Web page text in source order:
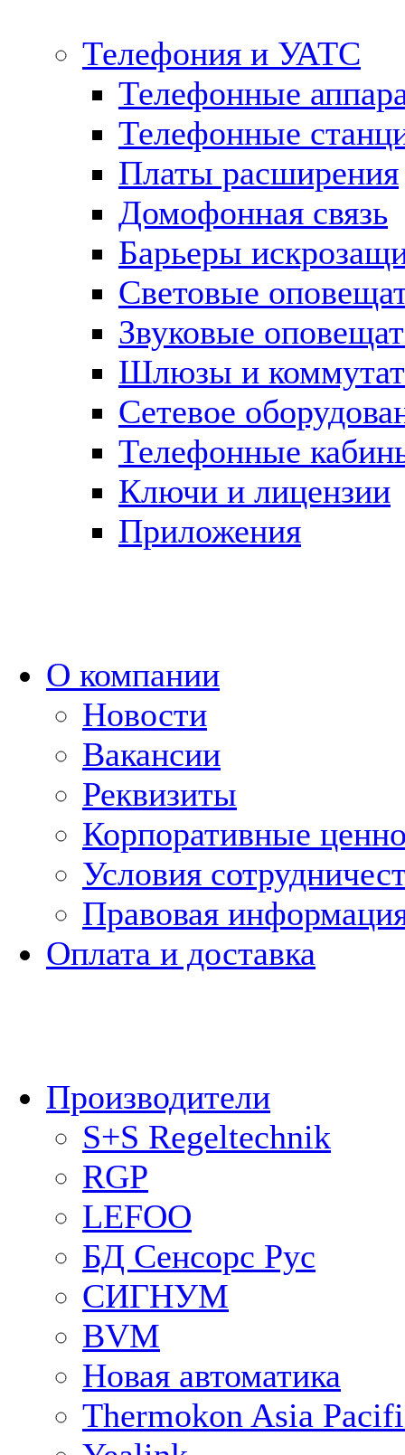
Телефония и УАТС
Телефонные
Телефонные
Платы расширения
Домофонная связь
Барьеры
Световые
Звуковые
Шлюзы и
Сетевое
Телефонные
Ключи и лицензии
Приложения
О компании
Новости
Вакансии
Реквизиты
Корпоративные
Условия
Правовая
Оплата и доставка
Производители
S+S Regeltechnik
RGP
LEFOO
БД Сенсорс Рус
СИГНУМ
BVM
Новая автоматика
Thermokon Asia